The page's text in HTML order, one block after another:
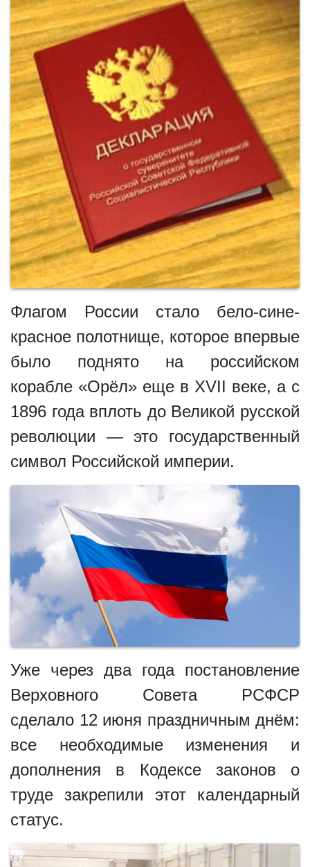
Флагом России стало бело-сине-
красное полотнище, которое впервые
было поднято на российском
корабле «Орёл» еще в XVII веке, а с
1896 года вплоть до Великой русской
революции — это государственный
символ Российской империи.
Уже через два года постановление
Верховного Совета РСФСР
сделало 12 июня праздничным днём:
все необходимые изменения и
дополнения в Кодексе законов о
труде закрепили этот календарный
статус.